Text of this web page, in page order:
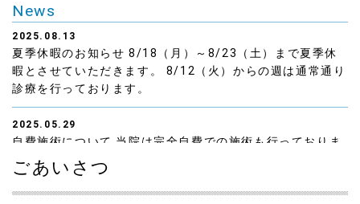
News
2025.08.13
夏季休暇のお知らせ 8/18（月）～8/23（土）まで夏季休
暇とさせていただきます。 8/12（火）からの週は通常通り
診療を行っております。
2025.05.29
自費施術について 当院は完全自費での施術も行っておりま
す。 患者様の症状にあわせて施術を提供しております。 ※
完全予約制 ・全身の骨格調整 ・骨盤調整 ・筋骨格調整 ・
ロコモティブシンドローム対策 など ご要望をお気軽にご
ごあいさつ